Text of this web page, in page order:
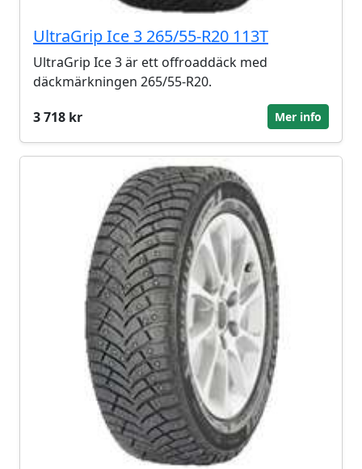
UltraGrip Ice 3 265/55-R20 113T
UltraGrip Ice 3 är ett offroaddäck med
däckmärkningen 265/55-R20.
3 718 kr
Mer info